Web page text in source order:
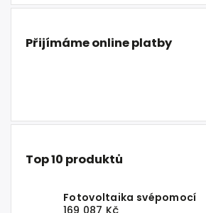
Přijímáme online platby
Top 10 produktů
Fotovoltaika svépomocí
169 087 Kč